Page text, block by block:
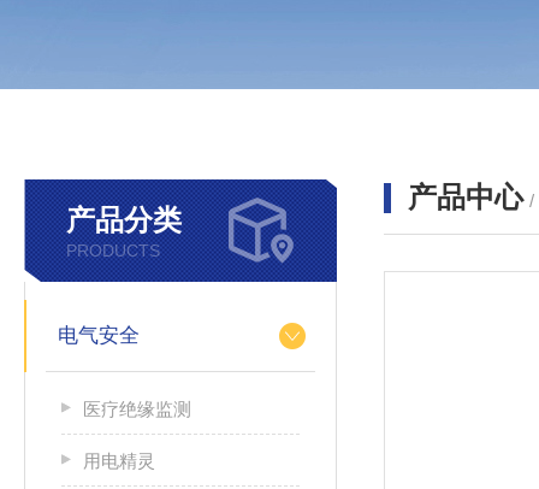
产品分类
PRODUCTS
电气安全
医疗绝缘监测
用电精灵
产品中心 /